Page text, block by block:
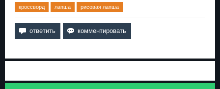
кроссворд лапша рисовая лапша